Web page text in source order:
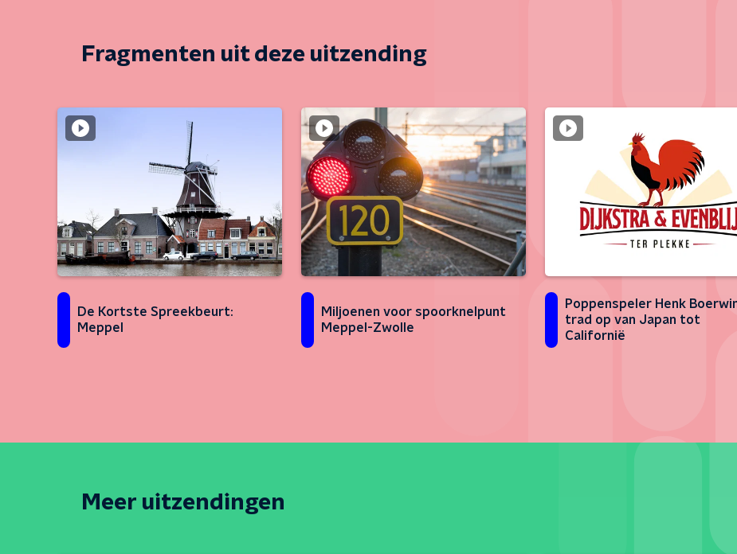
Fragmenten uit deze uitzending
De Kortste Spreekbeurt:
Meppel
Miljoenen voor spoorknelpunt
Meppel-Zwolle
Poppenspeler Henk
trad op van Japan tot
Californië
Meer uitzendingen